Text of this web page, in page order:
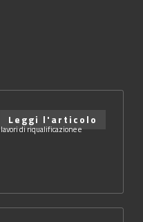
lavori di riqualificazione e
Leggi l'articolo